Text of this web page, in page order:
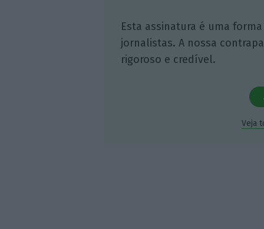
Esta assinatura é uma
jornalistas. A nossa
rigoroso e credível.
Veja